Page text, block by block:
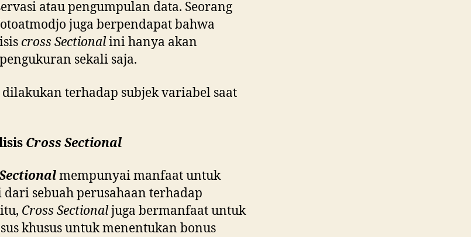
atau pengumpulan data. Seorang
juga berpendapat bahwa
cross Sectionalini hanya akan
sekali saja.
terhadap subjek variabel saat
Cross Sectional
mempunyai manfaat untuk
sebuah perusahaan terhadap
Cross Sectionaljuga bermanfaat untuk
khusus untuk menentukan bonus